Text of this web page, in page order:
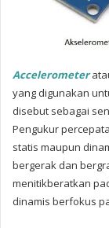
Accelerometer
yang digunakan
disebut sebagai
Pengukur
statis maupun
bergerak dan
menitikberatkan
dinamis berfokus